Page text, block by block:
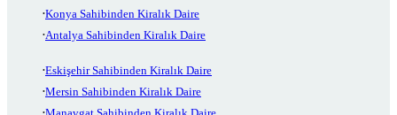
Konya Sahibinden Kiralık Daire
Antalya Sahibinden Kiralık Daire
Eskişehir Sahibinden Kiralık Daire
Mersin Sahibinden Kiralık Daire